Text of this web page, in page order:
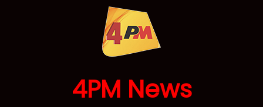
4PM News